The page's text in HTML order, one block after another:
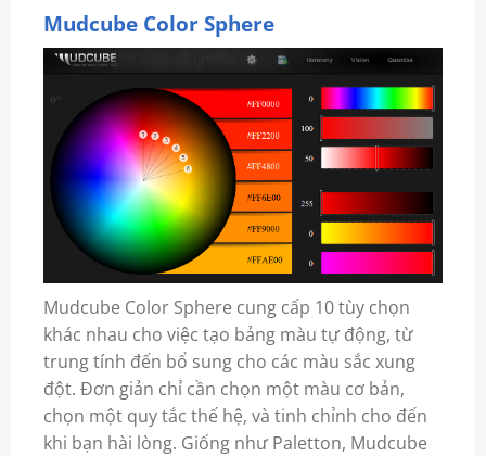
Mudcube Color Sphere
Mudcube Color Sphere cung cấp 10 tùy chọn
khác nhau cho việc tạo bảng màu tự động, từ
trung tính đến bổ sung cho các màu sắc xung
đột. Đơn giản chỉ cần chọn một màu cơ bản,
chọn một quy tắc thế hệ, và tinh chỉnh cho đến
khi bạn hài lòng. Giống như Paletton, Mudcube